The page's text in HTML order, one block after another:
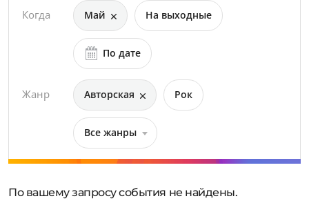
Когда Май На выходные
По дате
Жанр Авторская Рок
Все жанры
По вашему запросу события не найдены.